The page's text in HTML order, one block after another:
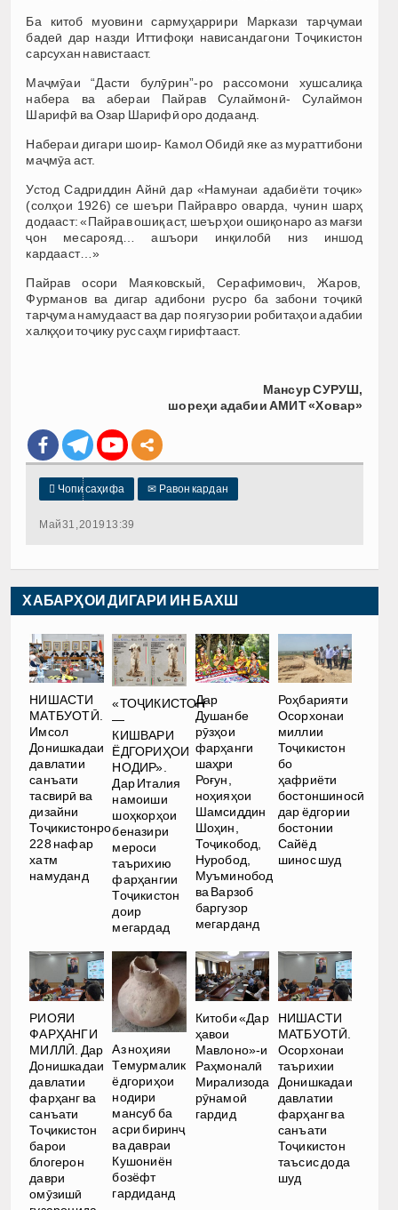
Ба китоб муовини сармуҳаррири Маркази тарҷумаи
бадеӣ дар назди Иттифоқи нависандагони Тоҷикистон
сарсухан навистааст.
Маҷмӯаи “Дасти булӯрин”-ро рассомони хушсалиқа
набера ва абераи Пайрав Сулаймонӣ- Сулаймон
Шарифӣ ва Озар Шарифӣ оро додаанд.
Набераи дигари шоир- Камол Обидӣ яке аз мураттибони
маҷмӯа аст.
Устод Садриддин Айнӣ дар «Намунаи адабиёти тоҷик»
(солҳои 1926) се шеъри Пайравро оварда, чунин шарҳ
додааст: «Пайрав ошиқ аст, шеърҳои ошиқонаро аз мағзи
ҷон месарояд… ашъори инқилобӣ низ иншод
кардааст…»
Пайрав осори Маяковскый, Серафимович, Жаров,
Фурманов ва дигар адибони русро ба забони тоҷикӣ
тарҷума намудааст ва дар поягузории робитаҳои адабии
халқҳои тоҷику рус саҳм гирифтааст.
Мансур СУРУШ,
шореҳи адабии АМИТ«Ховар»
 Чопи саҳифа ✉ Равон кардан
Май 31, 2019 13:39
ХАБАРҲОИ ДИГАРИ ИН БАХШ
НИШАСТИ
МАТБУОТӢ.
Имсол
Донишкадаи
давлатии
санъати
тасвирӣ ва
дизайни
Тоҷикистонро
228 нафар
хатм
намуданд
«ТОҶИКИСТОН
—
КИШВАРИ
ЁДГОРИҲОИ
НОДИР».
Дар Италия
намоиши
шоҳкорҳои
беназири
мероси
таърихию
фарҳангии
Тоҷикистон
доир
мегардад
Дар
Душанбе
рӯзҳои
фарҳанги
шаҳри
Роғун,
ноҳияҳои
Шамсиддин
Шоҳин,
Тоҷикобод,
Нуробод,
Муъминобод
ва Варзоб
баргузор
мегарданд
Роҳбарияти
Осорхонаи
миллии
Тоҷикистон
бо
ҳафриёти
бостоншиносӣ
дар ёдгории
бостонии
Сайёд
шинос шуд
РИОЯИ
ФАРҲАНГИ
МИЛЛӢ. Дар
Донишкадаи
давлатии
фарҳанг ва
санъати
Тоҷикистон
барои
блогерон
даври
омӯзишӣ
Аз ноҳияи
Темурмалик
ёдгориҳои
нодири
мансуб ба
асри биринҷ
ва давраи
Кушониён
бозёфт
гардиданд
Китоби «Дар
ҳавои
Мавлоно»-и
Раҳмоналӣ
Мирализода
рӯнамоӣ
гардид
НИШАСТИ
МАТБУОТӢ.
Осорхонаи
таърихии
Донишкадаи
давлатии
фарҳанг ва
санъати
Тоҷикистон
таъсис дода
шуд